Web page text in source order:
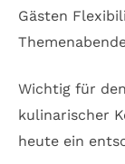
Gästen
Wichtig für
kulinarischer
heute ein